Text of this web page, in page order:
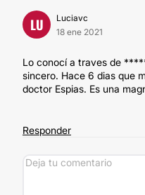
LU
Luciavc
18 ene 2021
Lo conocí a traves de
sincero. Hace 6 dias que
doctor Espias. Es una
Responder